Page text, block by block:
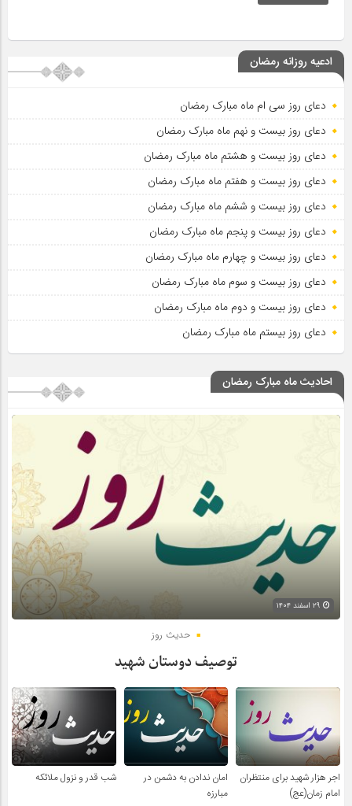
ادعیه روزانه رمضان
دعای روز سی ام ماه مبارک رمضان
دعای روز بیست و نهم ماه مبارک رمضان
دعای روز بیست و هشتم ماه مبارک رمضان
دعای روز بیست و هفتم ماه مبارک رمضان
دعای روز بیست و ششم ماه مبارک رمضان
دعای روز بیست و پنجم ماه مبارک رمضان
دعای روز بیست و چهارم ماه مبارک رمضان
دعای روز بیست و سوم ماه مبارک رمضان
دعای روز بیست و دوم ماه مبارک رمضان
دعای روز بیستم ماه مبارک رمضان
احادیث ماه مبارک رمضان
حدیث روز
توصیف دوستان شهید
اجر هزار شهید برای منتظران
امام زمان(عج)
امان ندادن به دشمن در
مبارزه
شب قدر و نزول ملائکه